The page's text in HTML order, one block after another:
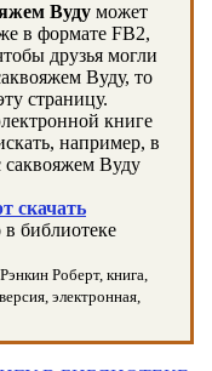
Вуду может
в формате FB2,
друзья могли
Вуду, то
страницу.
книге
например, в
Вуду
скачать
библиотеке
Роберт, книга,
электронная,